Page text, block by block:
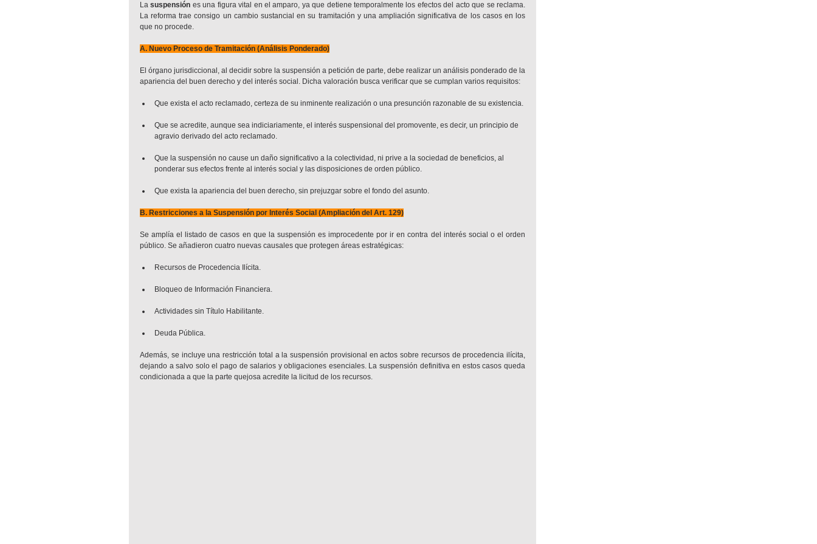
La suspensión es una figura vital en el amparo, ya que detiene temporalmente los efectos del acto que se reclama.
La reforma trae consigo un cambio sustancial en su tramitación y una ampliación significativa de los casos en los
que no procede.
A. Nuevo Proceso de Tramitación (Análisis Ponderado)
El órgano jurisdiccional, al decidir sobre la suspensión a petición de parte, debe realizar un análisis ponderado de la
apariencia del buen derecho y del interés social. Dicha valoración busca verificar que se cumplan varios requisitos:
Que exista el acto reclamado, certeza de su inminente realización o una presunción razonable de su existencia.
Que se acredite, aunque sea indiciariamente, el interés suspensional del promovente, es decir, un principio de
agravio derivado del acto reclamado.
Que la suspensión no cause un daño significativo a la colectividad, ni prive a la sociedad de beneficios, al
ponderar sus efectos frente al interés social y las disposiciones de orden público.
Que exista la apariencia del buen derecho, sin prejuzgar sobre el fondo del asunto.
B. Restricciones a la Suspensión por Interés Social (Ampliación del Art. 129)
Se amplía el listado de casos en que la suspensión es improcedente por ir en contra del interés social o el orden
público. Se añadieron cuatro nuevas causales que protegen áreas estratégicas:
Recursos de Procedencia Ilícita.
Bloqueo de Información Financiera.
Actividades sin Título Habilitante.
Deuda Pública.
Además, se incluye una restricción total a la suspensión provisional en actos sobre recursos de procedencia ilícita,
dejando a salvo solo el pago de salarios y obligaciones esenciales. La suspensión definitiva en estos casos queda
condicionada a que la parte quejosa acredite la licitud de los recursos.